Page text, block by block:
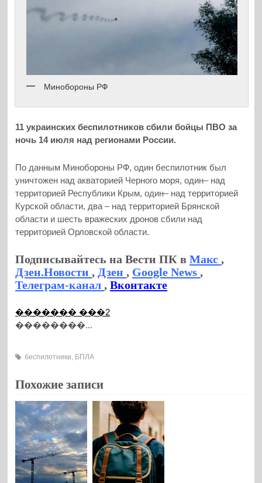
Минобороны РФ
11 украинских беспилотников сбили бойцы ПВО за
ночь 14 июля над регионами России.
По данным Минобороны РФ, один беспилотник был
уничтожен над акваторией Черного моря, один– над
территорией Республики Крым, один– над территорией
Курской области, два – над территорией Брянской
области и шесть вражеских дронов сбили над
территорией Орловской области.
Подписывайтесь на Вести ПК вМакс,
Дзен.Новости, Дзен, Google News,
Телеграм-канал,Вконтакте
������� ���2
��������...
беспилотники, БПЛА
Похожие записи